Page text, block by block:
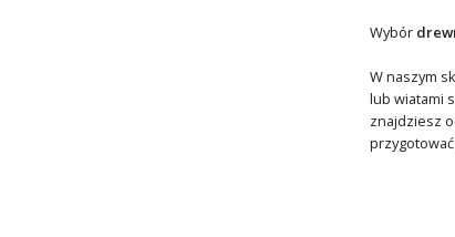
Wybór
W naszym
lub wiatami
znajdziesz